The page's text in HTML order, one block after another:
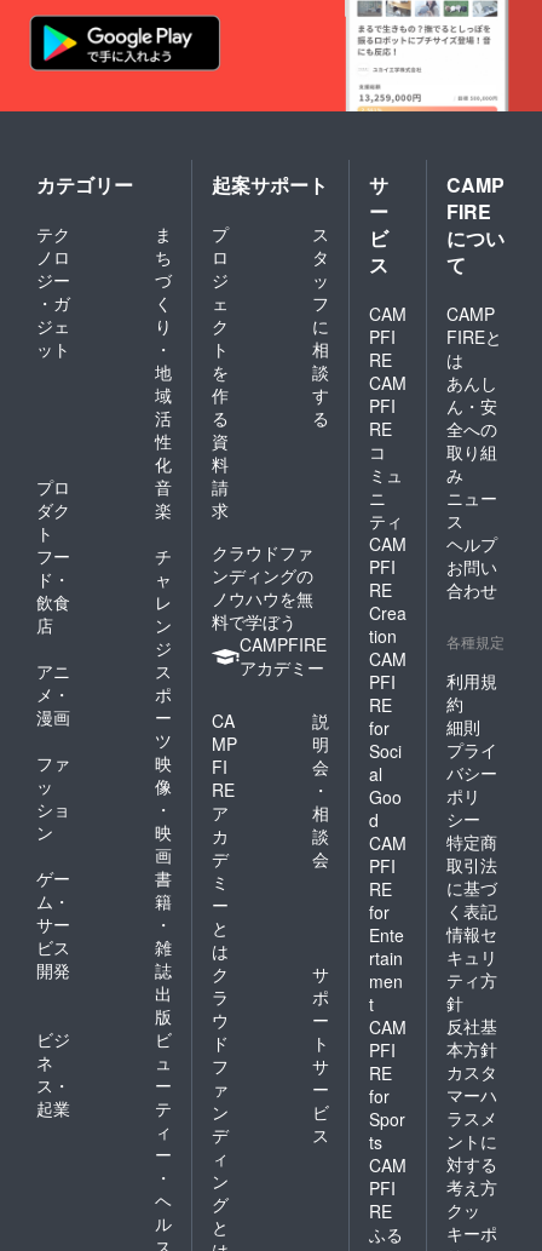
カテゴリー
テク
ノロ
ジー
・ガ
ジェ
ット
ま
ち
づ
く
り
・
地
域
活
性
化
プロ
ダク
ト
音
楽
フー
ド・
飲食
店
チ
ャ
レ
ン
ジ
アニ
メ・
漫画
ス
ポ
ー
ツ
ファ
ッ
ショ
ン
映
像
・
映
画
ゲー
ム・
サー
ビス
開発
書
籍
・
雑
誌
出
版
ビジ
ネ
ス・
起業
ビ
ュ
ー
テ
ィ
ー
・
ヘ
ル
ス
起案サポート
プ
ロ
ジ
ェ
ク
ト
を
作
る
ス
タ
ッ
フ
に
相
談
す
る
資
料
請
求
クラウドファ
ンディングの
ノウハウを無
料で学ぼう
CAMPFIRE
アカデミー
CA
MP
FI
RE
ア
カ
デ
ミ
ー
と
は
説
明
会
・
相
談
会
ク
ラ
ウ
ド
フ
ァ
ン
デ
ィ
ン
グ
と
サ
ポ
ー
ト
サ
ー
ビ
ス
サ
ー
ビ
ス
CAM
PFI
RE
CAM
PFI
RE
コ
ミュ
ニ
ティ
CAM
PFI
RE
Crea
tion
CAM
PFI
RE
for
Soci
al
Goo
d
CAM
PFI
RE
for
Ente
rtain
men
t
CAM
PFI
RE
for
Spor
ts
CAM
PFI
RE
ふる
CAMP
FIRE
につい
て
CAMP
FIREと
は
あんし
ん・安
全への
取り組
み
ニュー
ス
ヘルプ
お問い
合わせ
各種規定
利用規
約
細則
プライ
バシー
ポリ
シー
特定商
取引法
に基づ
く表記
情報セ
キュリ
ティ方
針
反社基
本方針
カスタ
マーハ
ラスメ
ントに
対する
考え方
クッ
キーポ